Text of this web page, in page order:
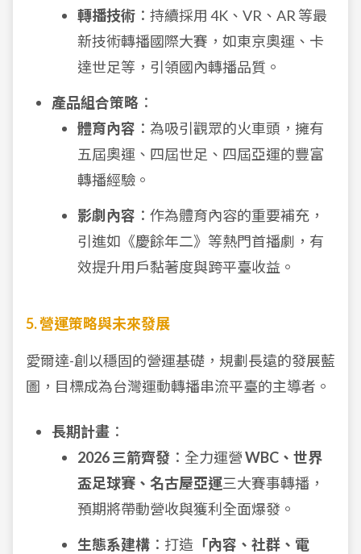
轉播技術 ：持續採用 4K、VR、AR 等最
新技術轉播國際大賽，如東京奧運、卡
達世足等，引領國內轉播品質。
產品組合策略 ：
體育內容 ：為吸引觀眾的火車頭，擁有
五屆奧運、四屆世足、四屆亞運的豐富
轉播經驗。
影劇內容 ：作為體育內容的重要補充，
引進如《慶餘年二》等熱門首播劇，有
效提升用戶黏著度與跨平臺收益。
5. 營運策略與未來發展
愛爾達-創以穩固的營運基礎，規劃長遠的發展藍
圖，目標成為台灣運動轉播串流平臺的主導者。
長期計畫 ：
2026 三箭齊發 ：全力運營WBC、世界
盃足球賽、名古屋亞運三大賽事轉播，
預期將帶動營收與獲利全面爆發。
生態系建構 ：打造 「內容、社群、電